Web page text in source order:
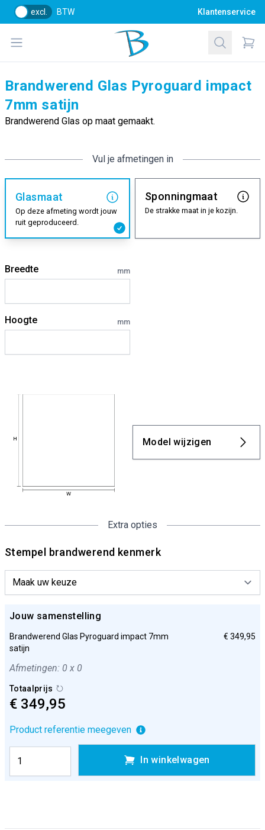
excl. BTW Klantenservice
Open menu
Bol Glascentrum B.V.
Zoeken
Brandwerend Glas Pyroguard impact
7mm satijn
Brandwerend Glas op maat gemaakt.
Vul je afmetingen in
Glasmaat
Op deze afmeting wordt jouw
ruit geproduceerd.
Sponningmaat
De strakke maat in je kozijn.
Breedte mm
Hoogte mm
Model wijzigen
Extra opties
Stempel brandwerend kenmerk
Jouw samenstelling
Brandwerend Glas Pyroguard impact 7mm
satijn
€ 349,95
Afmetingen: 0 x 0
Totaalprijs
€ 349,95
Product referentie meegeven
In winkelwagen